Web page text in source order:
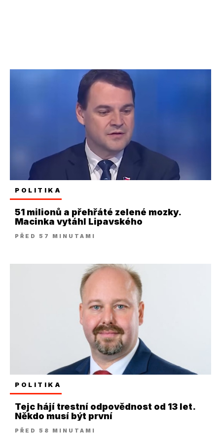
POLITIKA
51 milionů a přehřáté zelené mozky.
Macinka vytáhl Lipavského
PŘED 57 MINUTAMI
POLITIKA
Tejc hájí trestní odpovědnost od 13 let.
Někdo musí být první
PŘED 58 MINUTAMI